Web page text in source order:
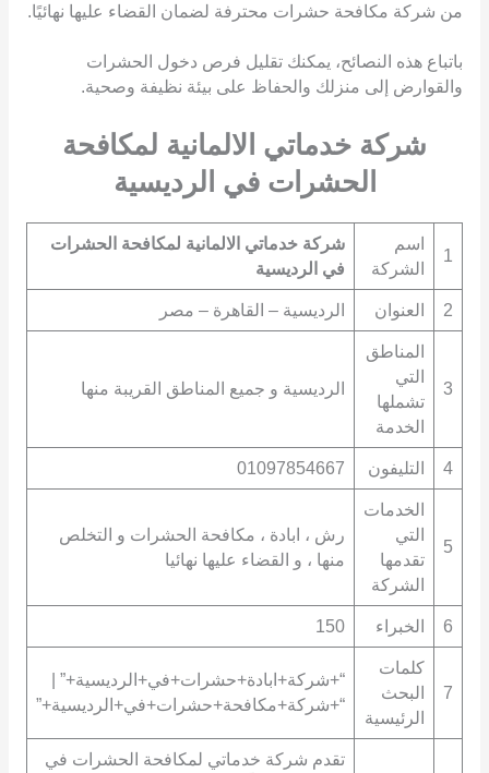
من شركة مكافحة حشرات محترفة لضمان القضاء عليها نهائيًا.
باتباع هذه النصائح، يمكنك تقليل فرص دخول الحشرات
والقوارض إلى منزلك والحفاظ على بيئة نظيفة وصحية.
شركة خدماتي الالمانية لمكافحة
الحشرات في الرديسية
1
اسم
الشركة
شركة خدماتي الالمانية لمكافحة الحشرات
في الرديسية
2 العنوان الرديسية – القاهرة – مصر
3
المناطق
التي
تشملها
الخدمة
الرديسية و جميع المناطق القريبة منها
4 التليفون 01097854667
5
الخدمات
التي
تقدمها
الشركة
رش ، ابادة ، مكافحة الحشرات و التخلص
منها ، و القضاء عليها نهائيا
6 الخبراء 150
7
كلمات
البحث
الرئيسية
“+شركة+ابادة+حشرات+في+الرديسية+” |
“+شركة+مكافحة+حشرات+في+الرديسية+”
تقدم شركة خدماتي لمكافحة الحشرات في